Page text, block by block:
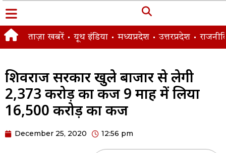
ताज़ा खबरें यूथ इंडिया मध्यप्रदेश उत्तरप्रदेश
शिवराज सरकार खुले बाजार से लेगी
2,373 करोड़ का कर्ज 9 माह में लिया
16,500 करोड़ का कर्ज
December 25, 2020 12:56 pm